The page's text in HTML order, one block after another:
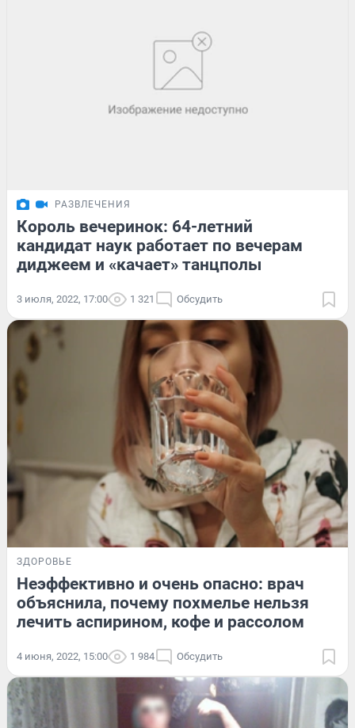
РАЗВЛЕЧЕНИЯ
Король вечеринок: 64-летний
кандидат наук работает по вечерам
диджеем и «качает» танцполы
3 июля, 2022, 17:00 1 321 Обсудить
ЗДОРОВЬЕ
Неэффективно и очень опасно: врач
объяснила, почему похмелье нельзя
лечить аспирином, кофе и рассолом
4 июня, 2022, 15:00 1 984 Обсудить